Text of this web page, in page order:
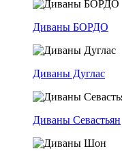
Диваны БОРДО
Диваны Дуглас
Диваны Севастьян